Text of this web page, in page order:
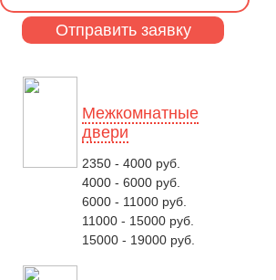
Межкомнатные
двери
2350 - 4000 руб.
4000 - 6000 руб.
6000 - 11000 руб.
11000 - 15000 руб.
15000 - 19000 руб.